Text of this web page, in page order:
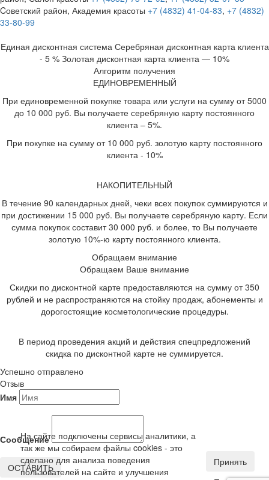
Cоветский район, Академия красоты +7 (4832) 41-04-83, +7 (4832)
33-80-99
Единая дисконтная система Серебряная дисконтная карта клиента
- 5 % Золотая дисконтная карта клиента — 10%
Алгоритм получения
ЕДИНОВРЕМЕННЫЙ
При единовременной покупке товара или услуги на сумму от 5000
до 10 000 руб. Вы получаете серебряную карту постоянного
клиента – 5%.
При покупке на сумму от 10 000 руб. золотую карту постоянного
клиента - 10%
НАКОПИТЕЛЬНЫЙ
В течение 90 календарных дней, чеки всех покупок суммируются и
при достижении 15 000 руб. Вы получаете серебряную карту. Если
сумма покупок составит 30 000 руб. и более, то Вы получаете
золотую 10%-ю карту постоянного клиента.
Обращаем внимание
Обращаем Ваше внимание
Скидки по дисконтной карте предоставляются на сумму от 350
рублей и не распространяются на стойку продаж, абонементы и
дорогостоящие косметологические процедуры.
В период проведения акций и действия спецпредложений
скидка по дисконтной карте не суммируется.
Успешно отправлено
Отзыв
Имя
Сообщение
ОСТАВИТЬ
На сайте подключены сервисы аналитики, а
так же мы собираем файлы cookies - это
сделано для анализа поведения
пользователей на сайте и улучшения
Принять